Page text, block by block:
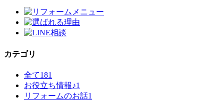
カテゴリ
全て181
お役立ち情報♪1
リフォームのお話1